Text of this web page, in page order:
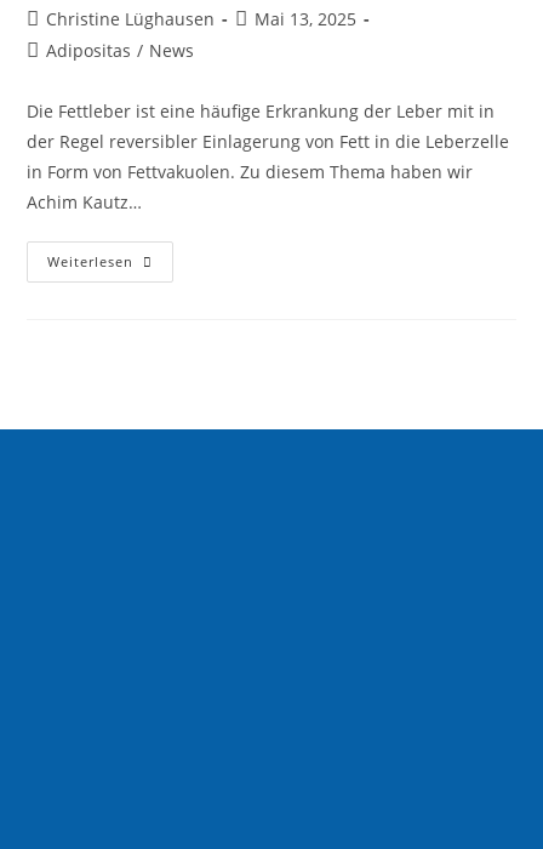
Christine Lüghausen
Mai 13, 2025
Adipositas / News
Die Fettleber ist eine häufige Erkrankung der Leber mit in
der Regel reversibler Einlagerung von Fett in die Leberzelle
in Form von Fettvakuolen. Zu diesem Thema haben wir
Achim Kautz…
Weiterlesen